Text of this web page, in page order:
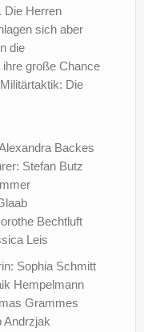
Die Herren
sich aber
die
große Chance
Die
Backes
Stefan Butz
Bechtluft
Leis
Sophia Schmitt
Hempelmann
Grammes
Andrzjak